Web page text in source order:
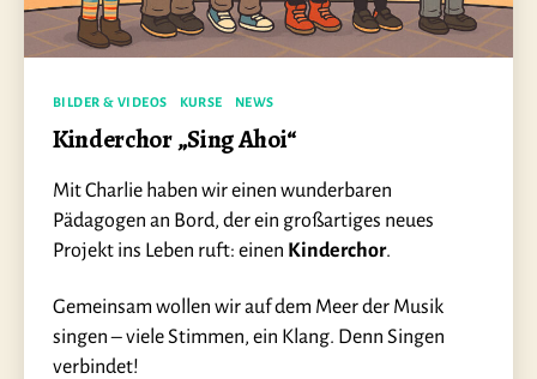
Kategorien
BILDER & VIDEOS KURSE NEWS
Kinderchor „Sing Ahoi“
Mit Charlie haben wir einen wunderbaren
Pädagogen an Bord, der ein großartiges neues
Projekt ins Leben ruft: einen Kinderchor.
Gemeinsam wollen wir auf dem Meer der Musik
singen – viele Stimmen, ein Klang. Denn Singen
verbindet!